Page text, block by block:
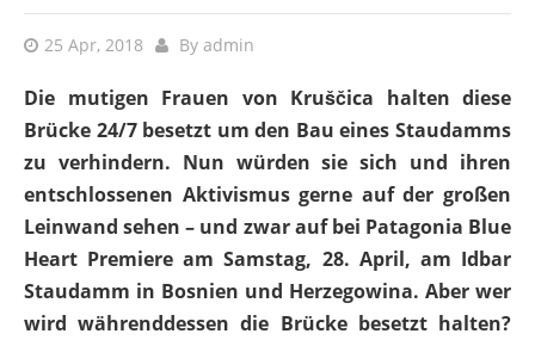
25 Apr, 2018 By admin
Die mutigen Frauen von Kruščica halten diese
Brücke 24/7 besetzt um den Bau eines Staudamms
zu verhindern. Nun würden sie sich und ihren
entschlossenen Aktivismus gerne auf der großen
Leinwand sehen – und zwar auf bei Patagonia Blue
Heart Premiere am Samstag, 28. April, am Idbar
Staudamm in Bosnien und Herzegowina. Aber wer
wird währenddessen die Brücke besetzt halten?